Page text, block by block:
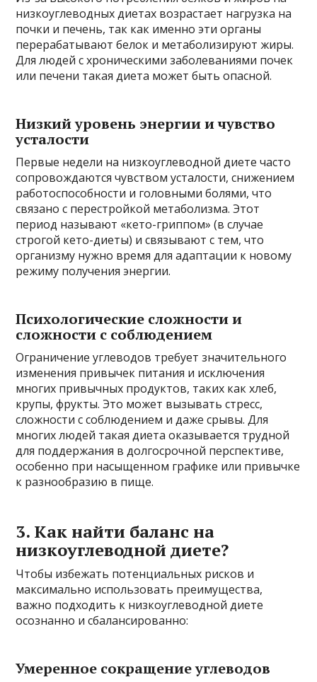
низкоуглеводных диетах возрастает нагрузка на
почки и печень, так как именно эти органы
перерабатывают белок и метаболизируют жиры.
Для людей с хроническими заболеваниями почек
или печени такая диета может быть опасной.
Низкий уровень энергии и чувство
усталости
Первые недели на низкоуглеводной диете часто
сопровождаются чувством усталости, снижением
работоспособности и головными болями, что
связано с перестройкой метаболизма. Этот
период называют «кето-гриппом» (в случае
строгой кето-диеты) и связывают с тем, что
организму нужно время для адаптации к новому
режиму получения энергии.
Психологические сложности и
сложности с соблюдением
Ограничение углеводов требует значительного
изменения привычек питания и исключения
многих привычных продуктов, таких как хлеб,
крупы, фрукты. Это может вызывать стресс,
сложности с соблюдением и даже срывы. Для
многих людей такая диета оказывается трудной
для поддержания в долгосрочной перспективе,
особенно при насыщенном графике или привычке
к разнообразию в пище.
3. Как найти баланс на
низкоуглеводной диете?
Чтобы избежать потенциальных рисков и
максимально использовать преимущества,
важно подходить к низкоуглеводной диете
осознанно и сбалансированно:
Умеренное сокращение углеводов